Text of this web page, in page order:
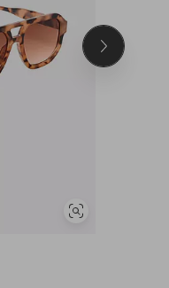
Näytä
Seuraava